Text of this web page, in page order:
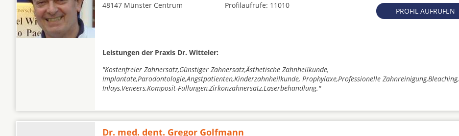
PROFIL AUFRUFEN
48147 Münster Centrum
Profilaufrufe: 11010
Leistungen der Praxis Dr. Witteler:
"Kostenfreier Zahnersatz,Günstiger Zahnersatz,Ästhetische Zahnheilkunde,
Implantate,Parodontologie,Angstpatienten,Kinderzahnheilkunde, Prophylaxe,Professionelle Zahnreinigung,Bleaching,
Inlays,Veneers,Komposit-Füllungen,Zirkonzahnersatz,Laserbehandlung."
Dr. med. dent. Gregor Golfmann